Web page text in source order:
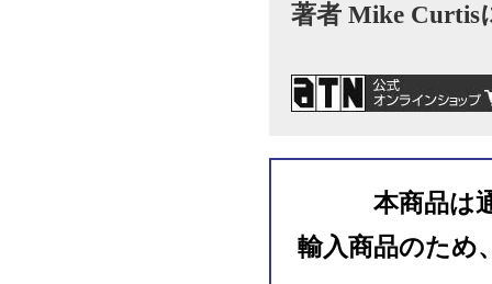
著者 Mike Curtis
本商品は
輸入商品のため